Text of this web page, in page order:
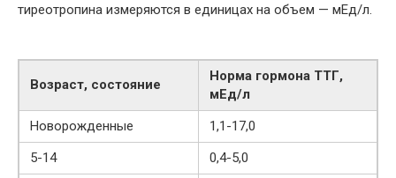
тиреотропина измеряются в единицах на объем — мЕд/л.
Возраст, состояние
Норма гормона ТТГ,
мЕд/л
Новорожденные
1,1-17,0
5-14
0,4-5,0